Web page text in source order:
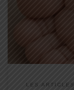
Température,
instructions à la
LES